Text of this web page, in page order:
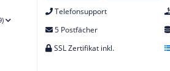
Telefonsupport
5 Postfächer
SSL Zertifikat inkl.